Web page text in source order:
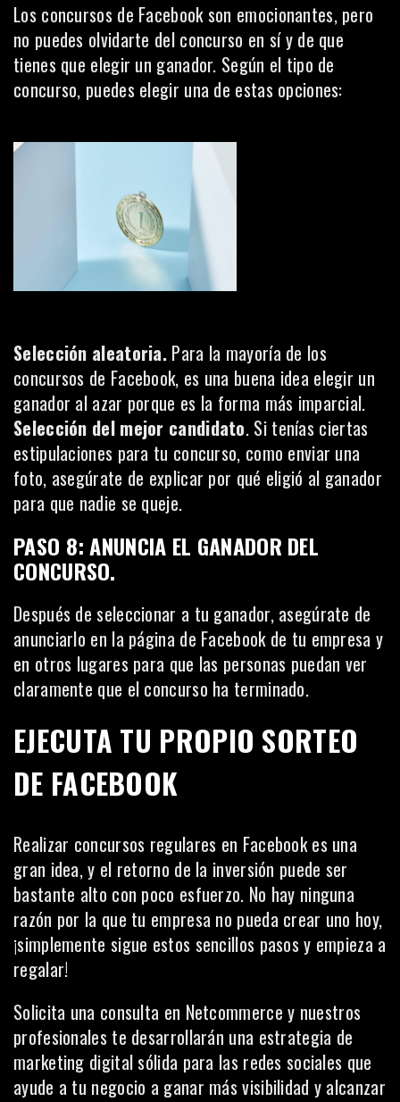
Los concursos de Facebook son emocionantes, pero
no puedes olvidarte del concurso en sí y de que
tienes que elegir un ganador. Según el tipo de
concurso, puedes elegir una de estas opciones:
Selección aleatoria. Para la mayoría de los
concursos de Facebook, es una buena idea elegir un
ganador al azar porque es la forma más imparcial.
Selección del mejor candidato. Si tenías ciertas
estipulaciones para tu concurso, como enviar una
foto, asegúrate de explicar por qué eligió al ganador
para que nadie se queje.
PASO 8: ANUNCIA EL GANADOR DEL
CONCURSO.
Después de seleccionar a tu ganador, asegúrate de
anunciarlo en la página de Facebook de tu empresa y
en otros lugares para que las personas puedan ver
claramente que el concurso ha terminado.
EJECUTA TU PROPIO SORTEO
DE FACEBOOK
Realizar concursos regulares en Facebook es una
gran idea, y el retorno de la inversión puede ser
bastante alto con poco esfuerzo. No hay ninguna
razón por la que tu empresa no pueda crear uno hoy,
¡simplemente sigue estos sencillos pasos y empieza a
regalar!
Solicita una consulta en Netcommerce y nuestros
profesionales te desarrollarán una estrategia de
marketing digital sólida para las redes sociales que
ayude a tu negocio a ganar más visibilidad y alcanzar